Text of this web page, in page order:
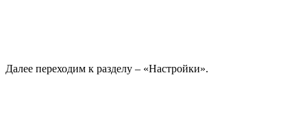
Далее переходим к разделу – «Настройки».